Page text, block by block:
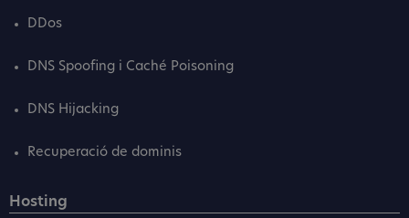
DDos
DNS Spoofing i Caché Poisoning
DNS Hijacking
Recuperació de dominis
Hosting